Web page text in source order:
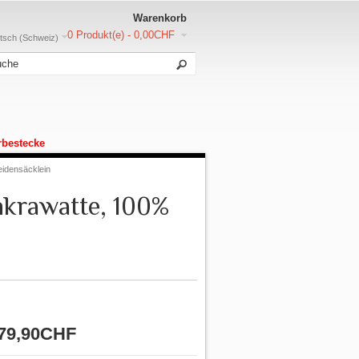
Warenkorb
0 Produkt(e) - 0,00CHF
(Schweiz)
100%